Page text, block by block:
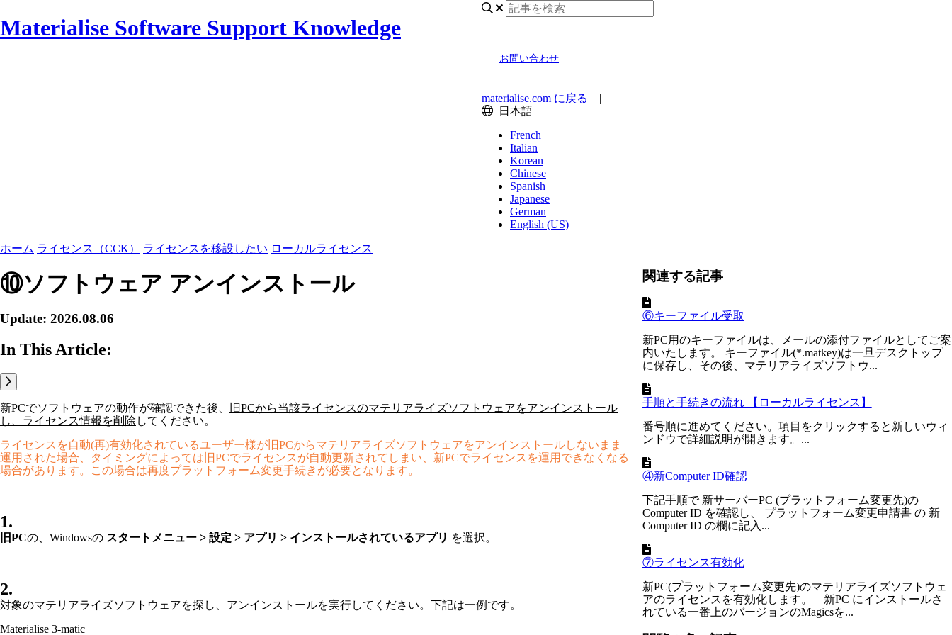
Materialise Software Support Knowledge
お問い合わせ
materialise.com に戻る
|
日本語
French
Italian
Korean
Chinese
Spanish
Japanese
German
English (US)
ホーム ライセンス（CCK） ライセンスを移設したい ローカルライセンス
⑩ソフトウェア アンインストール
Update: 2026.08.06
In This Article:
新PCでソフトウェアの動作が確認できた後、
旧PCから当該ライセンスのマテリアライズソフトウェアをアンインストール
し、ライセンス情報を削除 してください。
ライセンスを自動(再)有効化されているユーザー様が旧PCからマテリアライズソフトウェアをアンインストールしないまま
運用された場合、タイミングによっては旧PCでライセンスが自動更新されてしまい、新PCでライセンスを運用できなくなる
場合があります。この場合は再度プラットフォーム変更手続きが必要となります。
1.
旧PCの、Windowsの スタートメニュー > 設定 > アプリ > インストールされているアプリ を選択。
2.
対象のマテリアライズソフトウェアを探し、アンインストールを実行してください。下記は一例です。
Materialise 3-matic
関連する記事
⑥キーファイル受取
新PC用のキーファイルは、メールの添付ファイルとしてご案
内いたします。 キーファイル(*.matkey)は一旦デスクトップ
に保存し、その後、マテリアライズソフトウ...
手順と手続きの流れ 【ローカルライセンス】
番号順に進めてください。項目をクリックすると新しいウィ
ンドウで詳細説明が開きます。...
④新Computer ID確認
下記手順で 新サーバーPC (プラットフォーム変更先)の
Computer ID を確認し、 プラットフォーム変更申請書 の 新
Computer ID の欄に記入...
⑦ライセンス有効化
新PC(プラットフォーム変更先)のマテリアライズソフトウェ
アのライセンスを有効化します。 新PC にインストールさ
れている一番上のバージョンのMagicsを...